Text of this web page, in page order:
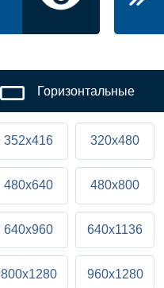
Горизонтальные
352x416 320x480
480x640 480x800
640x960 640x1136
800x1280 960x1280